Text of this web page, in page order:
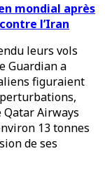
mondial après
l’Iran
leurs vols
Guardian a
figuraient
Airways
13 tonnes
de ses